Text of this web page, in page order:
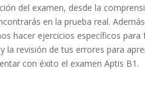
del examen, desde la
en la prueba real.
hacer ejercicios específicos para
revisión de tus errores para
con éxito el examen Aptis B1.